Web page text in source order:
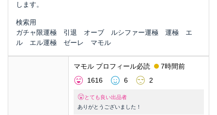
します。
検索用
ガチャ限運極 引退 オーブ ルシファー運極 運極 エ
ル エル運極 ゼーレ マモル
マモル プロフィール必読
7時間前
1616
6 2
とても良い出品者
ありがとうございました！